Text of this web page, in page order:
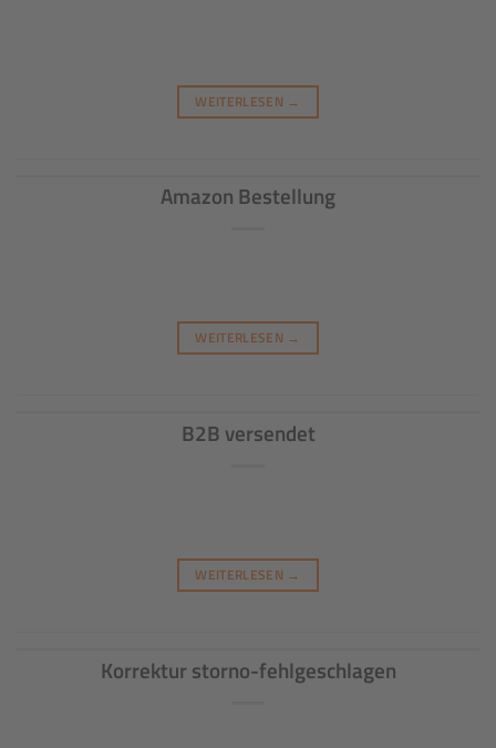
WEITERLESEN →
Amazon Bestellung
WEITERLESEN →
B2B versendet
WEITERLESEN →
Korrektur storno-fehlgeschlagen